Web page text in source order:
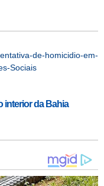
interior da Bahia